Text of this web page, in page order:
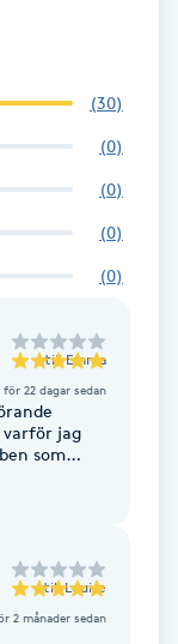
(30)
(0)
(0)
(0)
(0)
till Emma
för 22 dagar sedan
jag
som
till Louise
2 månader sedan